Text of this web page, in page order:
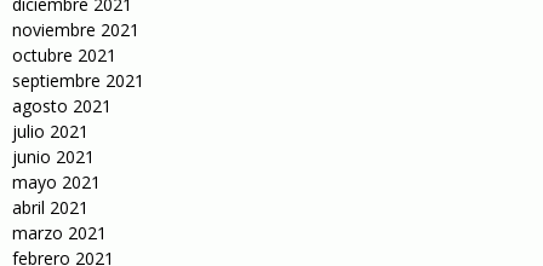
diciembre 2021
noviembre 2021
octubre 2021
septiembre 2021
agosto 2021
julio 2021
junio 2021
mayo 2021
abril 2021
marzo 2021
febrero 2021